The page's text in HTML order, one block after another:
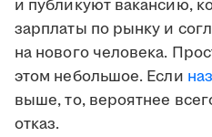
и публикуют вакансию,
зарплаты по рынку и
на нового человека.
этом небольшое. Если
выше, то, вероятнее
отказ.